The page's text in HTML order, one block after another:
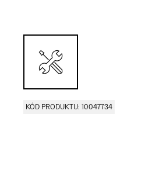
KÓD PRODUKTU: 10047734